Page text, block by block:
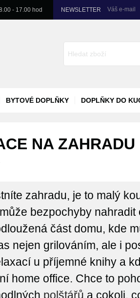
- 17.00 hod NEWSLETTER Váš e-mail
BYTOVÉ DOPLŇKY DOPLŇKY DO
NA
zahradu, je to malý
bezpochyby nahradit
část domu, kde
nejen grilováním, ale i
u příjemné knihy a
home office. Chce to
polštářů a cokoli,